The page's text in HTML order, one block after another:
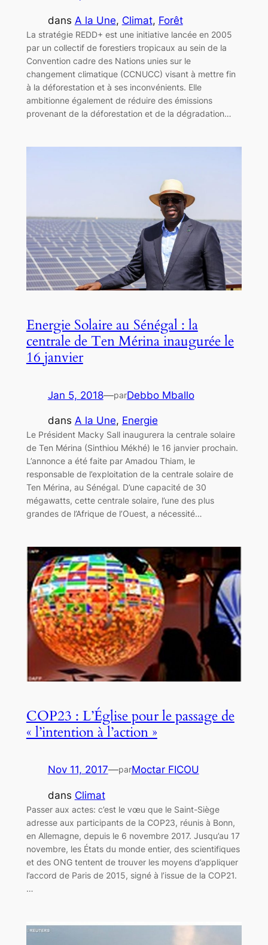
dans A la Une, Climat, Forêt
La stratégie REDD+ est une initiative lancée en 2005
par un collectif de forestiers tropicaux au sein de la
Convention cadre des Nations unies sur le
changement climatique (CCNUCC) visant à mettre fin
à la déforestation et à ses inconvénients. Elle
ambitionne également de réduire des émissions
provenant de la déforestation et de la dégradation…
Energie Solaire au Sénégal : la
centrale de Ten Mérina inaugurée le
16 janvier
Jan 5, 2018—parDebbo Mballo
dans A la Une, Energie
Le Président Macky Sall inaugurera la centrale solaire
de Ten Mérina (Sinthiou Mékhé) le 16 janvier prochain.
L’annonce a été faite par Amadou Thiam, le
responsable de l’exploitation de la centrale solaire de
Ten Mérina, au Sénégal. D’une capacité de 30
mégawatts, cette centrale solaire, l’une des plus
grandes de l’Afrique de l’Ouest, a nécessité…
COP23 : L’Église pour le passage de
« l’intention à l’action »
Nov 11, 2017—parMoctar FICOU
dans Climat
Passer aux actes: c’est le vœu que le Saint-Siège
adresse aux participants de la COP23, réunis à Bonn,
en Allemagne, depuis le 6 novembre 2017. Jusqu’au 17
novembre, les États du monde entier, des scientifiques
et des ONG tentent de trouver les moyens d’appliquer
l’accord de Paris de 2015, signé à l’issue de la COP21.
…